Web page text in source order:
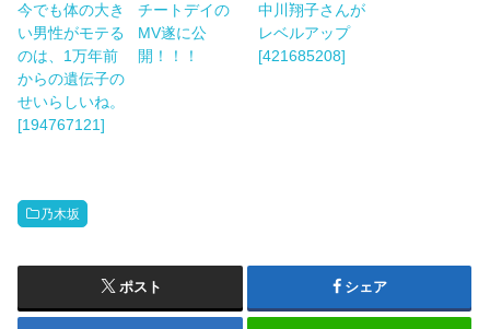
今でも体の大き
い男性がモテる
のは、1万年前
からの遺伝子の
せいらしいね。
[194767121]
チートデイの
MV遂に公
開！！！
中川翔子さんが
レベルアップ
[421685208]
乃木坂
ポスト シェア